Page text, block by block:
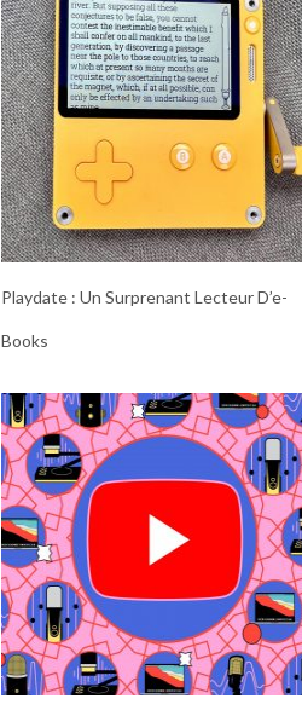
07
JUL
GE Profile Opal Ultra
2.0 : Un Producteur
de Glace Inutile
mais Irrésistible
Certains gadgets pour la
Playdate : Un Surprenant Lecteur D’e-
Books